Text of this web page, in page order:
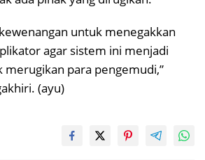
untuk menegakkan
agar sistem ini menjadi
merugikan para pengemudi,”
(ayu)